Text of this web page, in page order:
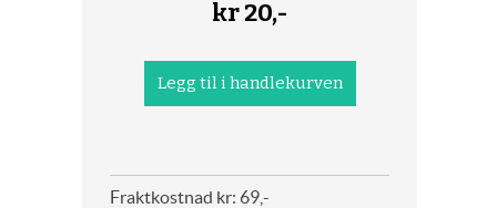
kr20,-
Fraktkostnad kr: 69,-